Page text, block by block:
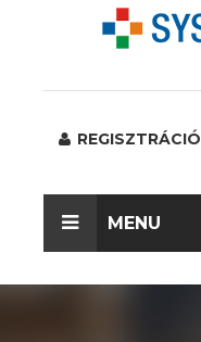
REGISZTRÁCIÓ
MENU